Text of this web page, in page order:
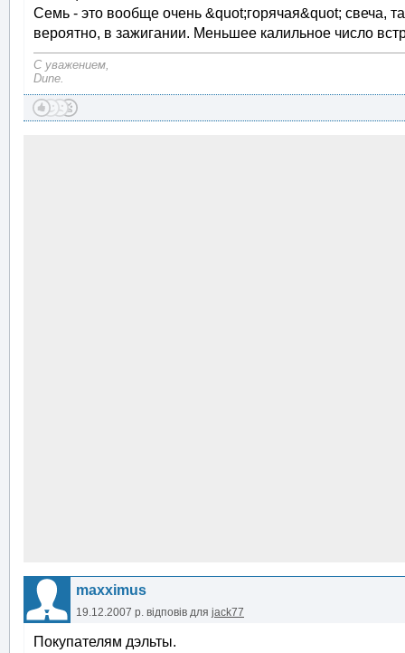
Семь - это вообще очень &quot;горячая&quot; свеча,
вероятно, в зажигании. Меньшее калильное число
С уважением,
Dune.
maxximus
19.12.2007 р. відповів для jack77
Покупателям дэльты.